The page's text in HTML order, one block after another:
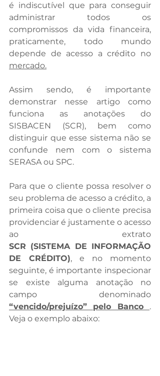
é indiscutível que para conseguir
administrar todos os
compromissos da vida financeira,
praticamente, todo mundo
mercado.
Assim sendo, é importante
demonstrar nesse artigo como
funciona as anotações do
SISBACEN (SCR), bem como
distinguir que esse sistema não se
confunde nem com o sistema
SERASA ou SPC.
Para que o cliente possa resolver o
seu problema de acesso a crédito, a
primeira coisa que o cliente precisa
providenciar é justamente o acesso
SCR (SISTEMA DE INFORMAÇÃO
DE CRÉDITO), e no momento
seguinte, é importante inspecionar
se existe alguma anotação no
“vencido/prejuízo” pelo Banco .
Veja o exemplo abaixo: